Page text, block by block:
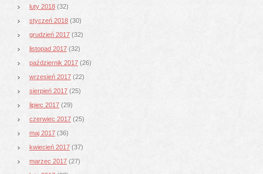
luty 2018 (32)
styczeń 2018 (30)
grudzień 2017 (32)
listopad 2017 (32)
październik 2017 (26)
wrzesień 2017 (22)
sierpień 2017 (25)
lipiec 2017 (29)
czerwiec 2017 (25)
maj 2017 (36)
kwiecień 2017 (37)
marzec 2017 (27)